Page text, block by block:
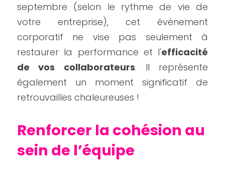
septembre (selon le rythme de vie de
votre entreprise), cet événement
corporatif ne vise pas seulement à
restaurer la performance et l'efficacité
de vos collaborateurs. Il représente
également un moment significatif de
retrouvailles chaleureuses !
Renforcer la cohésion au
sein de l’équipe